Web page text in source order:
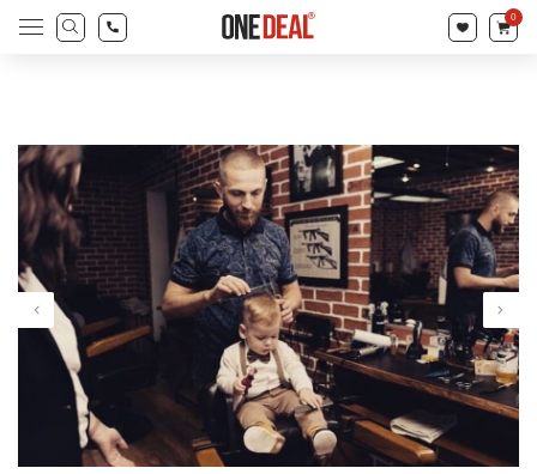
search
Products
search
0